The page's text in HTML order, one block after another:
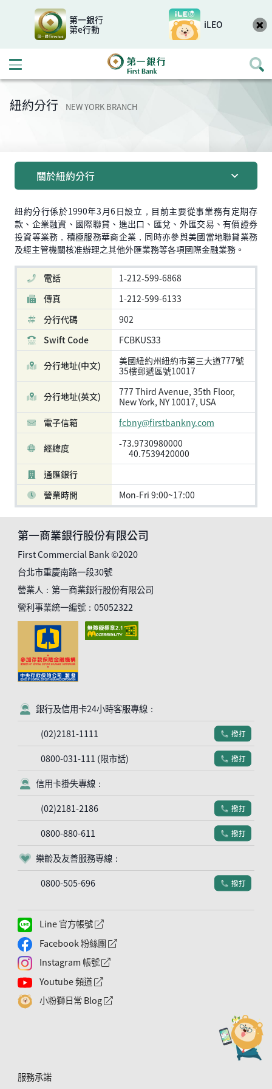
第一銀行
第e行動
iLEO
開啟行動選單
紐約分行 NEW YORK BRANCH
關於紐約分行
紐約分行係於1990年3月6日設立，目前主要從事業務有定期存
款、企業融資、國際聯貸、進出口、匯兌、外匯交易、有價證券
投資等業務，積極服務華商企業，同時亦參與美國當地聯貸業務
及經主管機關核准辦理之其他外匯業務等各項國際金融業務。
電話
1-212-599-6868
傳真
1-212-599-6133
分行代碼
902
Swift Code
FCBKUS33
分行地址(中文)
美國紐約州紐約市第三大道777號
35樓郵遞區號10017
分行地址(英文)
777 Third Avenue, 35th Floor,
New York, NY 10017, USA
電子信箱
fcbny@firstbankny.com
經緯度
-73.9730980000
40.7539420000
通匯銀行
營業時間
Mon-Fri 9:00~17:00
第一商業銀行股份有限公司
First Commercial Bank ©2020
台北市重慶南路一段30號
營業人：第一商業銀行股份有限公司
營利事業統一編號：05052322
客服符號
銀行及信用卡24小時客服專線：
(02)2181-1111
電話符號
撥打
0800-031-111 (限市話) 電話符號
撥打
客服符號
信用卡掛失專線：
(02)2181-2186
電話符號
撥打
0800-880-611 電話符號
撥打
客服符號
樂齡及友善服務專線：
0800-505-696
電話符號
撥打
Line 官方帳號 外網連結符號
Facebook 粉絲團 外網連結符號
Instagram 帳號 外網連結符號
Youtube 頻道 外網連結符號
小粉獅日常 Blog 外網連結符號
服務承諾